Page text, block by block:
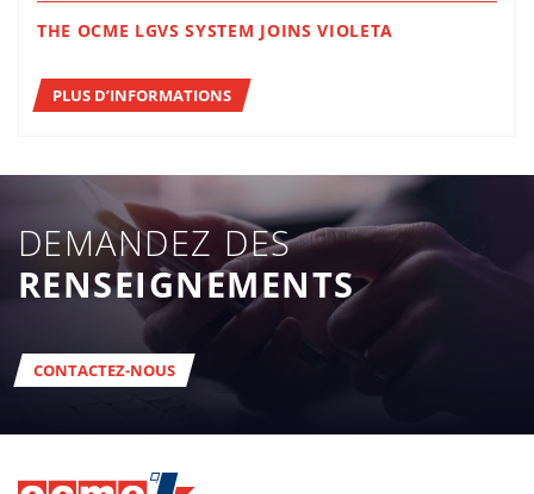
THE OCME LGVS SYSTEM JOINS VIOLETA
PLUS D’INFORMATIONS
DEMANDEZ DES
RENSEIGNEMENTS
CONTACTEZ-NOUS